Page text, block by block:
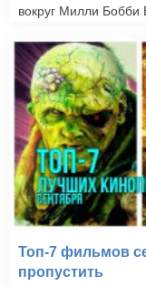
вокруг Милли Бобби
Топ-7 фильмов
пропустить